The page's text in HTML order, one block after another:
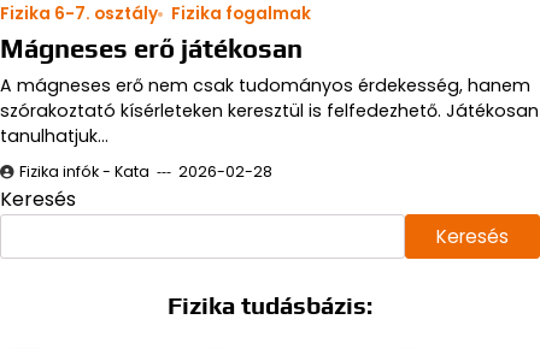
Fizika 6-7. osztály Fizika fogalmak
Mágneses erő játékosan
A mágneses erő nem csak tudományos érdekesség, hanem
szórakoztató kísérleteken keresztül is felfedezhető. Játékosan
tanulhatjuk…
Fizika infók - Kata 2026-02-28
Keresés
Keresés
Fizika tudásbázis: